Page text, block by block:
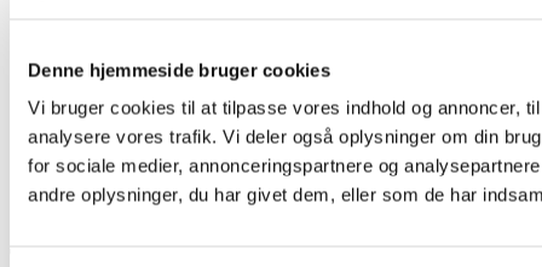
Denne hjemmeside bruger cookies
Vi bruger cookies til at tilpasse vores indhold og annoncer,
analysere vores trafik. Vi deler også oplysninger om din
for sociale medier, annonceringspartnere og
andre oplysninger, du har givet dem, eller som de har
Handelsbetingelser
Cookie- og privatlivspolitik
Fortryd dit køb
Se Fødevarestyrelsens kontrolrapporter/smiley-rapporter
Reklamation
Ris og ros
Kontakt os